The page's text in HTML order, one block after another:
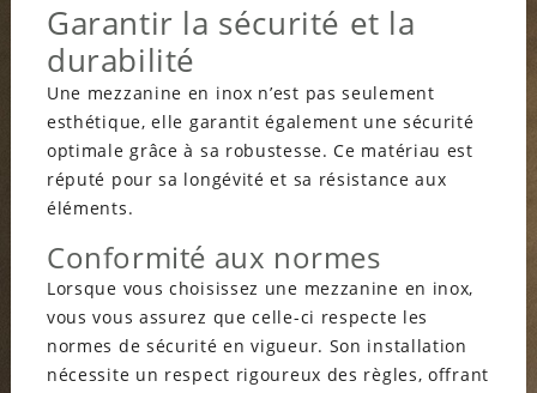
Garantir la sécurité et la
durabilité
Une mezzanine en inox n’est pas seulement
esthétique, elle garantit également une sécurité
optimale grâce à sa robustesse. Ce matériau est
réputé pour sa longévité et sa résistance aux
éléments.
Conformité aux normes
Lorsque vous choisissez une mezzanine en inox,
vous vous assurez que celle-ci respecte les
normes de sécurité en vigueur. Son installation
nécessite un respect rigoureux des règles, offrant